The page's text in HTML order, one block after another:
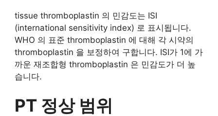
tissue thromboplastin 의 민감도는 ISI
(international sensitivity index) 로 표시됩니다.
WHO 의 표준 thromboplastin 에 대해 각 시약의
thromboplastin 을 보정하여 구합니다. ISI가 1에 가
까운 재조합형 thromboplastin 은 민감도가 더 높
습니다.
PT 정상 범위